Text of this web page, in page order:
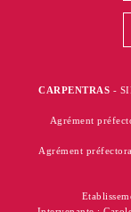
CARPENTRAS -
Agrément
Agrément